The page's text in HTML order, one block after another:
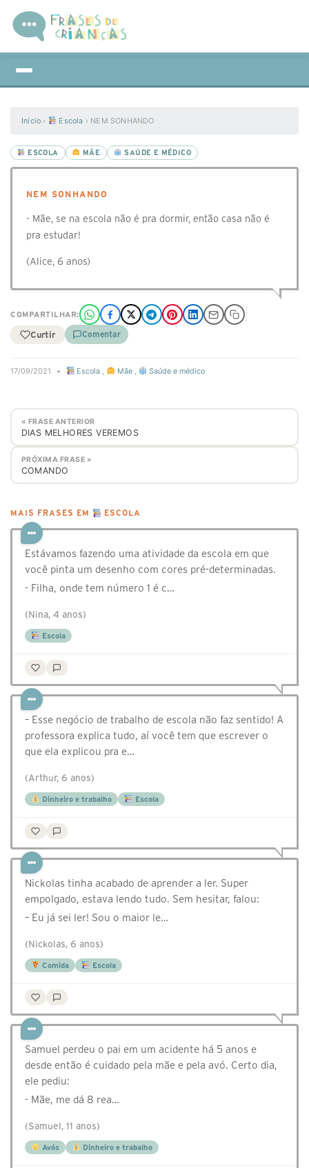
Início › Escola › NEM SONHANDO
ESCOLA MÃE SAÚDE E MÉDICO
NEM SONHANDO
- Mãe, se na escola não é pra dormir, então casa não é
pra estudar!
(Alice, 6 anos)
COMPARTILHAR:
Curtir Comentar
17/09/2021 • Escola , Mãe, Saúde e médico
« FRASE ANTERIOR
DIAS MELHORES VEREMOS
PRÓXIMA FRASE »
COMANDO
MAIS FRASES EM ESCOLA
Estávamos fazendo uma atividade da escola em que
você pinta um desenho com cores pré-determinadas.
- Filha, onde tem número 1 é c…
(Nina, 4 anos)
Escola
– Esse negócio de trabalho de escola não faz sentido! A
professora explica tudo, aí você tem que escrever o
que ela explicou pra e…
(Arthur, 6 anos)
Dinheiro e trabalho Escola
Nickolas tinha acabado de aprender a ler. Super
empolgado, estava lendo tudo. Sem hesitar, falou:⠀
– Eu já sei ler! Sou o maior le…
(Nickolas, 6 anos)
Comida Escola
Samuel perdeu o pai em um acidente há 5 anos e
desde então é cuidado pela mãe e pela avó. Certo dia,
ele pediu:
- Mãe, me dá 8 rea…
(Samuel, 11 anos)
Avós Dinheiro e trabalho